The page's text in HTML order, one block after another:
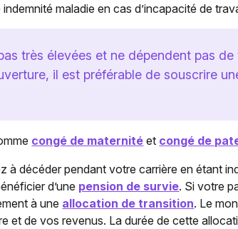
maladie en cas d’incapacité de
très élevées et ne dépendent pas de
il est préférable de souscrire
congé de maternité et congé de
à décéder pendant votre carrière en étant
d’une pension de survie. Si votre
à une allocation de transition. Le
et de vos revenus. La durée de cette